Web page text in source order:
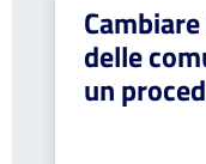
delle
un